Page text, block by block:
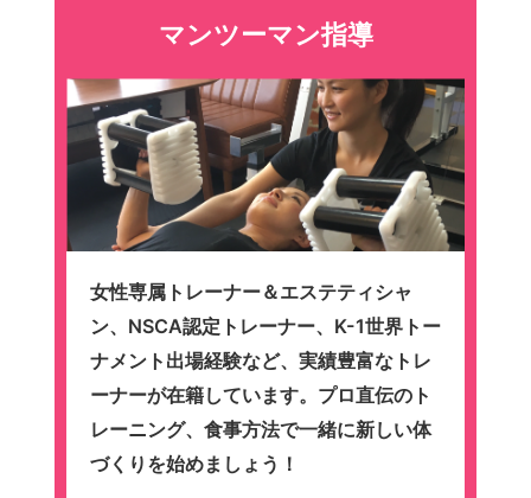
マンツーマン指導
女性専属トレーナー＆エステティシャ
ン、NSCA認定トレーナー、K-1世界トー
ナメント出場経験など、実績豊富なトレ
ーナーが在籍しています。プロ直伝のト
レーニング、食事方法で一緒に新しい体
づくりを始めましょう！